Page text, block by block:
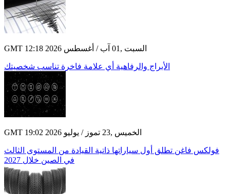
GMT 12:18 2026 السبت ,01 آب / أغسطس
الأبراج والرفاهية أي علامة فاخرة تناسب شخصيتك
GMT 19:02 2026 الخميس ,23 تموز / يوليو
فولكس فاغن تطلق أول سياراتها ذاتية القيادة من المستوى الثالث
في الصين خلال 2027